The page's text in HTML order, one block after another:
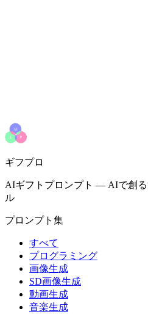
ギフプロ
AIギフトプロンプト — AIで創
ル
プロンプト集
すべて
プログラミング
画像生成
SD画像生成
動画生成
音楽生成